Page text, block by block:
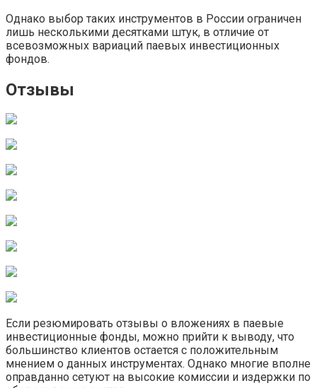
Однако выбор таких инструментов в России ограничен
лишь несколькими десятками штук, в отличие от
всевозможных вариаций паевых инвестиционных
фондов.
Отзывы
Если резюмировать отзывы о вложениях в паевые
инвестиционные фонды, можно прийти к выводу, что
большинство клиентов остается с положительным
мнением о данных инструментах. Однако многие вполне
оправданно сетуют на высокие комиссии и издержки по